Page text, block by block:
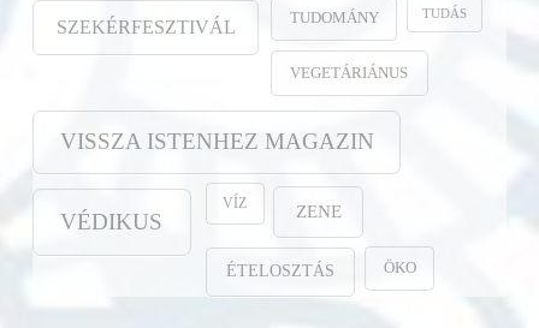
SZEKÉRFESZTIVÁL TUDOMÁNY TUDÁS
VEGETÁRIÁNUS
VISSZA ISTENHEZ MAGAZIN
VÉDIKUS
VÍZ ZENE
ÉTELOSZTÁS ÖKO